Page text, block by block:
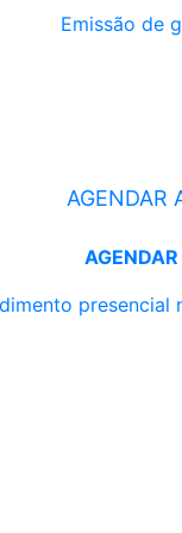
Emissão de
AGENDAR
presencial